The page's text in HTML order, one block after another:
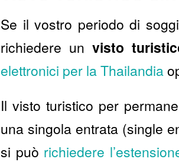
Se il vostro periodo di
richiedere unvisto
elettronici per la Thailandia
Il visto turistico per
una singola entrata (single
si può richiedere